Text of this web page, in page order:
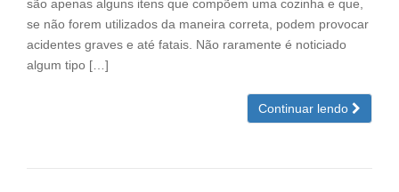
são apenas alguns itens que compõem uma cozinha e que,
se não forem utilizados da maneira correta, podem provocar
acidentes graves e até fatais. Não raramente é noticiado
algum tipo […]
Continuar lendo